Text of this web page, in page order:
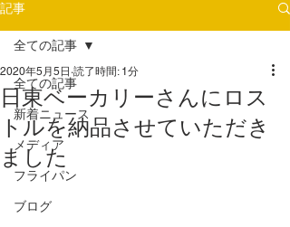
記事
全ての記事
新着ニュース
メディア
フライパン
ブログ
全ての記事
日東ベーカリーさんにロス
トルを納品させていただき
ました
2020年5月5日 読了時間: 1分